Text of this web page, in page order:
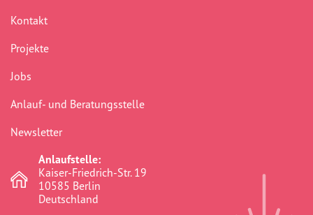
Pressemitteilungen
Positionen
Pressespiegel
Glossar
Newsletter
Kontakt
Projekte
Jobs
Anlauf- und Beratungsstelle
Newsletter
Anlaufstelle:
Kaiser-Friedrich-Str. 19
10585 Berlin
Deutschland